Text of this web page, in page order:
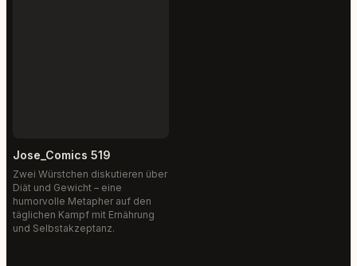
Jose_Comics 519
Zwei Würstchen diskutieren über
Diät und Gewicht – eine
humorvolle Metapher auf den
täglichen Kampf mit Ernährung
und Selbstakzeptanz.